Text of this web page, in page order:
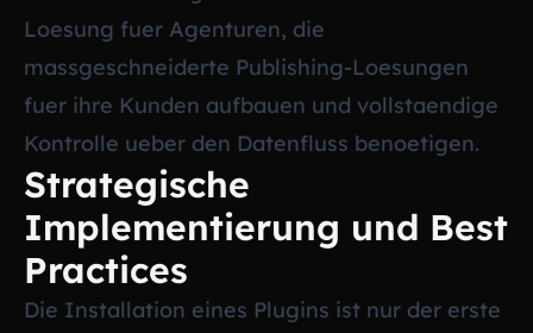
Loesung fuer Agenturen, die
massgeschneiderte Publishing-Loesungen
fuer ihre Kunden aufbauen und vollstaendige
Kontrolle ueber den Datenfluss benoetigen.
Strategische
Implementierung und Best
Practices
Die Installation eines Plugins ist nur der erste